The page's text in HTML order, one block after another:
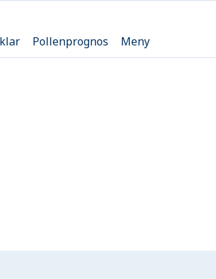
Pollenprognos Meny